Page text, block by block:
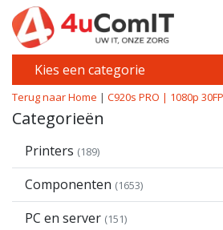
Kies een categorie
Terug naar Home | C920s PRO | 1080p
Categorieën
Printers (189)
Componenten (1653)
PC en server (151)